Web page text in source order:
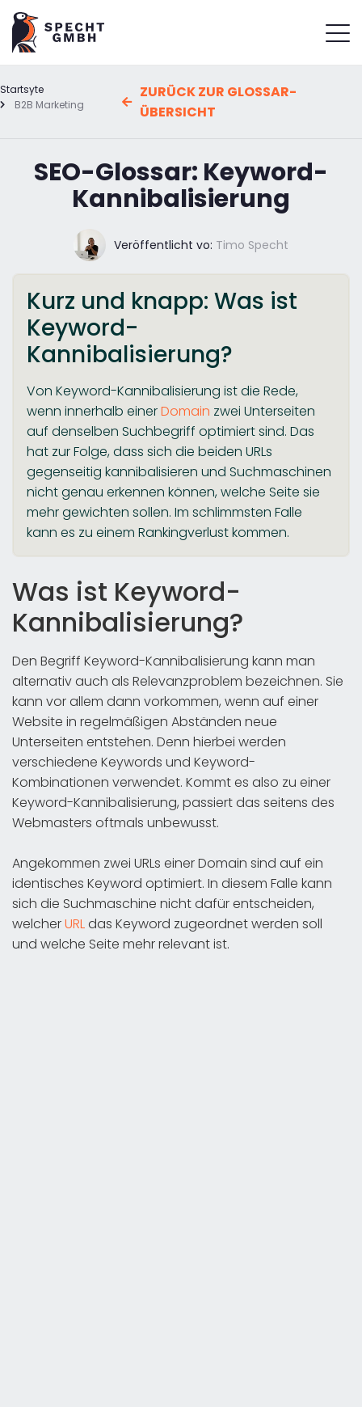
Startsyte
B2B Marketing
ZURÜCK ZUR GLOSSAR-
ÜBERSICHT
SEO-Glossar: Keyword-
Kannibalisierung
Veröffentlicht vo: Timo Specht
Kurz und knapp: Was ist
Keyword-
Kannibalisierung?
Von Keyword-Kannibalisierung ist die Rede,
wenn innerhalb einerDomain zwei Unterseiten
auf denselben Suchbegriff optimiert sind. Das
hat zur Folge, dass sich die beiden URLs
gegenseitig kannibalisieren und Suchmaschinen
nicht genau erkennen können, welche Seite sie
mehr gewichten sollen. Im schlimmsten Falle
kann es zu einem Rankingverlust kommen.
Was ist Keyword-
Kannibalisierung?
Den Begriff Keyword-Kannibalisierung kann man
alternativ auch als Relevanzproblem bezeichnen. Sie
kann vor allem dann vorkommen, wenn auf einer
Website in regelmäßigen Abständen neue
Unterseiten entstehen. Denn hierbei werden
verschiedene Keywords und Keyword-
Kombinationen verwendet. Kommt es also zu einer
Keyword-Kannibalisierung, passiert das seitens des
Webmasters oftmals unbewusst.
Angekommen zwei URLs einer Domain sind auf ein
identisches Keyword optimiert. In diesem Falle kann
sich die Suchmaschine nicht dafür entscheiden,
welcherURLdas Keyword zugeordnet werden soll
und welche Seite mehr relevant ist.